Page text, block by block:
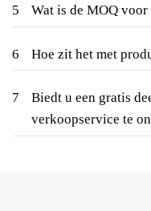
5 Wat is de MOQ
6 Hoe zit het met
7
Biedt u een gratis
verkoopservice te